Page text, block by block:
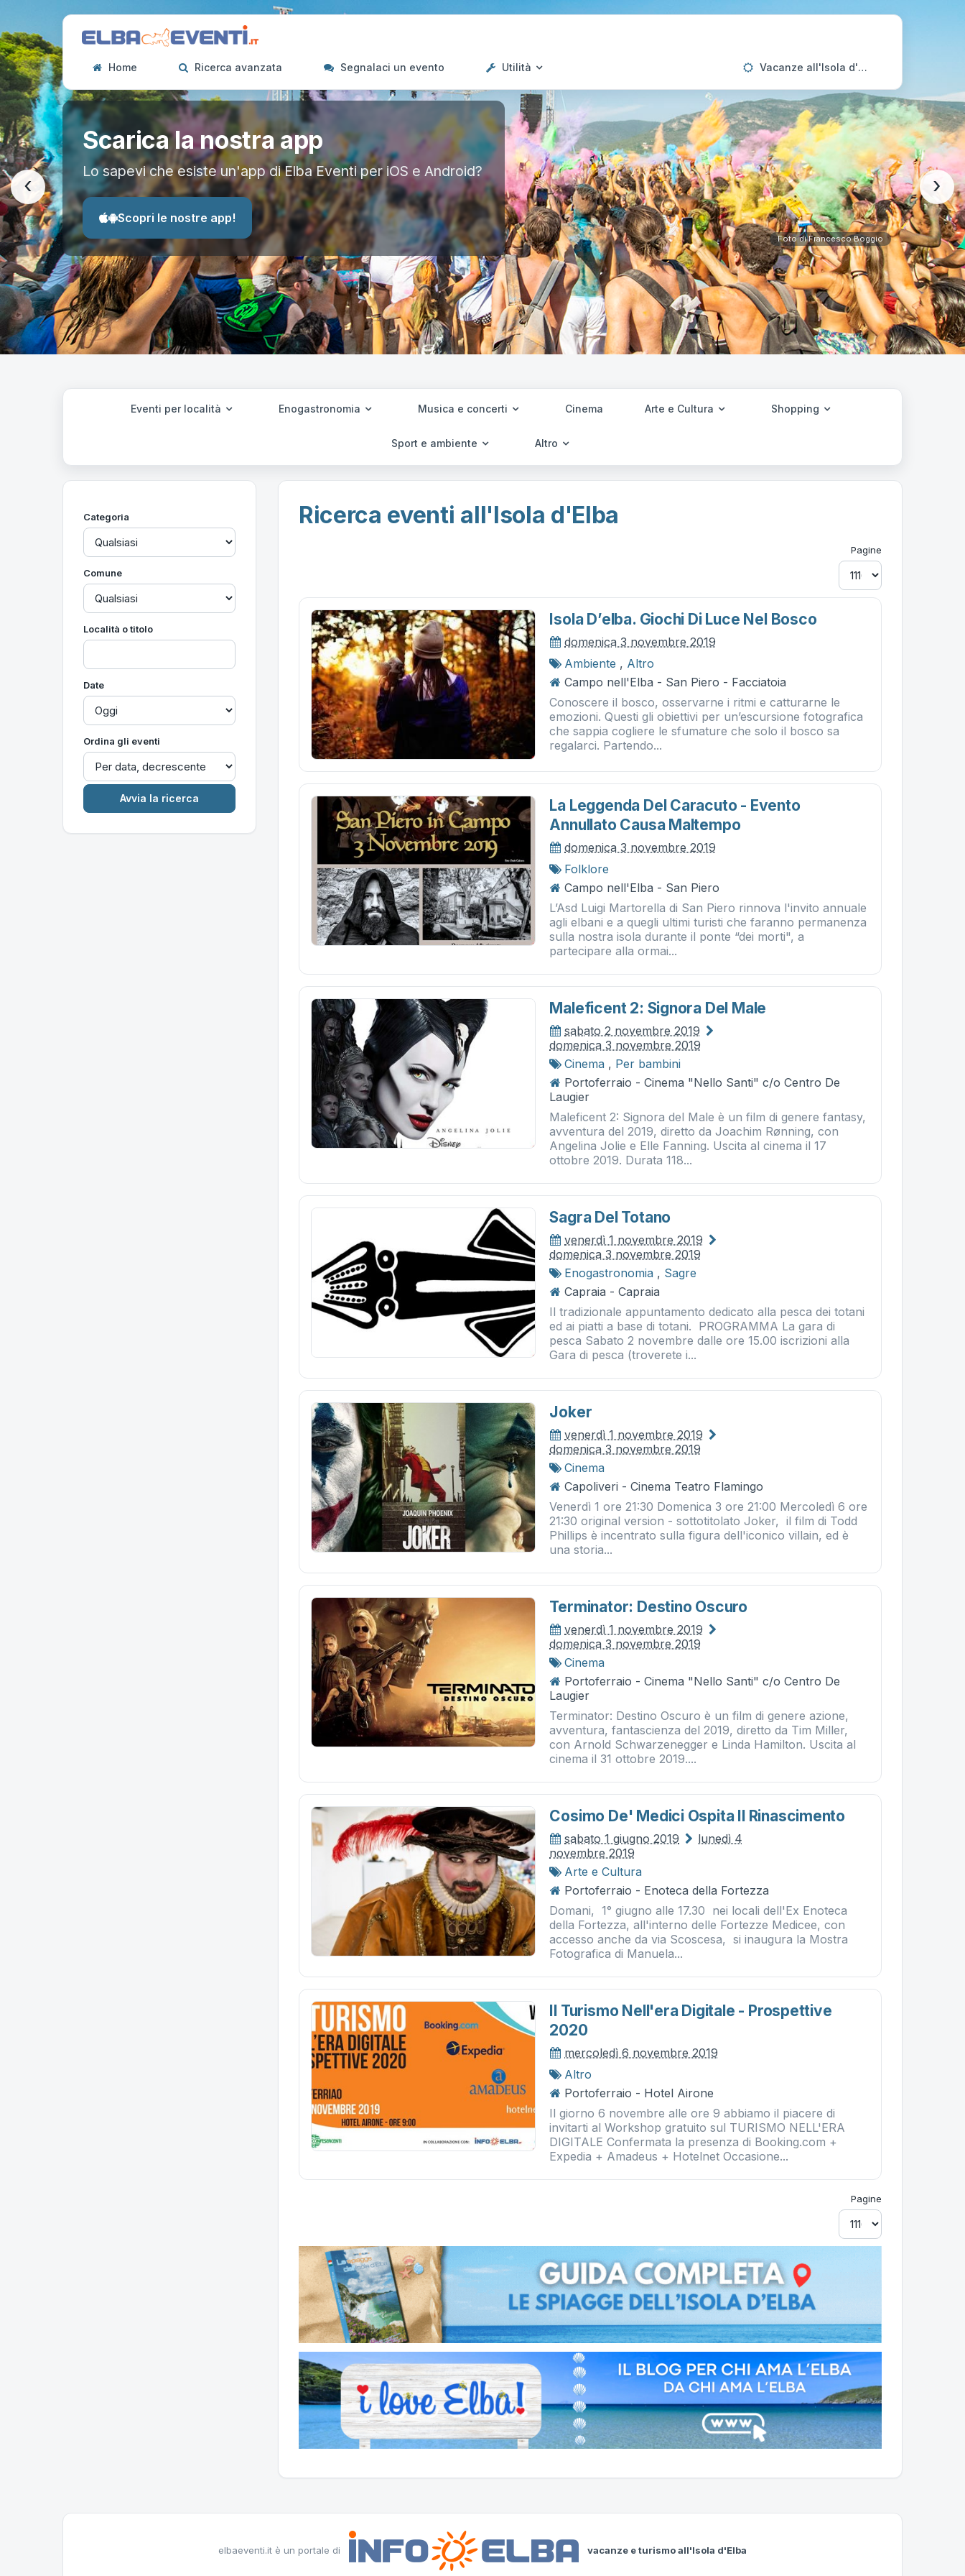
Home Ricerca avanzata Segnalaci un evento Utilità Vacanze all'Isola d'Elba
Scarica la nostra app
Lo sapevi che esiste un'app di Elba Eventi per iOS e Android?
Scopri le nostre app!
Foto di Francesco Boggio
‹ ›
Eventi per località Enogastronomia Musica e concerti Cinema Arte e Cultura Shopping
Sport e ambiente Altro
Categoria
Comune
Località o titolo
Date
Ordina gli eventi
Ricerca eventi all'Isola d'Elba
Pagine
Isola D’elba. Giochi Di Luce Nel Bosco
domenica 3 novembre 2019
Ambiente , Altro
Campo nell'Elba - San Piero - Facciatoia
Conoscere il bosco, osservarne i ritmi e catturarne le
emozioni. Questi gli obiettivi per un’escursione fotografica
che sappia cogliere le sfumature che solo il bosco sa
regalarci. Partendo...
La Leggenda Del Caracuto - Evento
Annullato Causa Maltempo
domenica 3 novembre 2019
Folklore
Campo nell'Elba - San Piero
L’Asd Luigi Martorella di San Piero rinnova l'invito annuale
agli elbani e a quegli ultimi turisti che faranno permanenza
sulla nostra isola durante il ponte “dei morti", a
partecipare alla ormai...
Maleficent 2: Signora Del Male
sabato 2 novembre 2019
domenica 3 novembre 2019
Cinema , Per bambini
Portoferraio - Cinema "Nello Santi" c/o Centro De
Laugier
Maleficent 2: Signora del Male è un film di genere fantasy,
avventura del 2019, diretto da Joachim Rønning, con
Angelina Jolie e Elle Fanning. Uscita al cinema il 17
ottobre 2019. Durata 118...
Sagra Del Totano
venerdì 1 novembre 2019
domenica 3 novembre 2019
Enogastronomia , Sagre
Capraia - Capraia
Il tradizionale appuntamento dedicato alla pesca dei totani
ed ai piatti a base di totani. PROGRAMMA La gara di
pesca Sabato 2 novembre dalle ore 15.00 iscrizioni alla
Gara di pesca (troverete i...
Joker
venerdì 1 novembre 2019
domenica 3 novembre 2019
Cinema
Capoliveri - Cinema Teatro Flamingo
Venerdì 1 ore 21:30 Domenica 3 ore 21:00 Mercoledì 6 ore
21:30 original version - sottotitolato Joker, il film di Todd
Phillips è incentrato sulla figura dell'iconico villain, ed è
una storia...
Terminator: Destino Oscuro
venerdì 1 novembre 2019
domenica 3 novembre 2019
Cinema
Portoferraio - Cinema "Nello Santi" c/o Centro De
Laugier
Terminator: Destino Oscuro è un film di genere azione,
avventura, fantascienza del 2019, diretto da Tim Miller,
con Arnold Schwarzenegger e Linda Hamilton. Uscita al
cinema il 31 ottobre 2019....
Cosimo De' Medici Ospita Il Rinascimento
sabato 1 giugno 2019
lunedì 4
novembre 2019
Arte e Cultura
Portoferraio - Enoteca della Fortezza
Domani, 1° giugno alle 17.30 nei locali dell'Ex Enoteca
della Fortezza, all'interno delle Fortezze Medicee, con
accesso anche da via Scoscesa, si inaugura la Mostra
Fotografica di Manuela...
Il Turismo Nell'era Digitale - Prospettive
2020
mercoledì 6 novembre 2019
Altro
Portoferraio - Hotel Airone
Il giorno 6 novembre alle ore 9 abbiamo il piacere di
invitarti al Workshop gratuito sul TURISMO NELL'ERA
DIGITALE Confermata la presenza di Booking.com +
Expedia + Amadeus + Hotelnet Occasione...
Pagine
elbaeventi.it è un portale di vacanze e turismo all'Isola d'Elba